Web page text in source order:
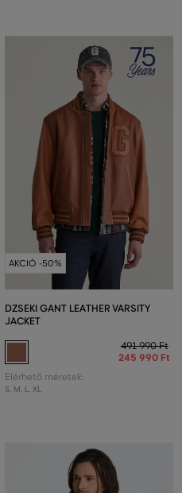
AKCIÓ -50%
DZSEKI GANT LEATHER VARSITY
JACKET
491 990 Ft
245 990 Ft
Elérhető méretek:
S, M, L, XL